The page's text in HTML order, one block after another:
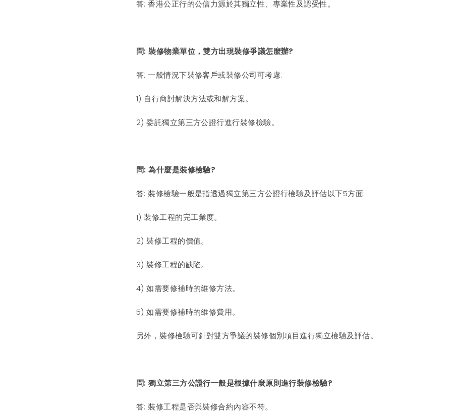
答: 香港公正行的公信力源於其獨立性、專業性及認受性。
問: 裝修物業單位，雙方出現裝修爭議怎麼辦?
答: 一般情況下裝修客戶或裝修公司可考慮:
1) 自行商討解決方法或和解方案。
2) 委託獨立第三方公證行進行裝修檢驗。
問: 為什麼是裝修檢驗?
答: 裝修檢驗一般是指透過獨立第三方公證行檢驗及評估以下5方面:
1) 裝修工程的完工業度。
2) 裝修工程的價值。
3) 裝修工程的缺陷。
4) 如需要修補時的維修方法。
5) 如需要修補時的維修費用。
另外，裝修檢驗可針對雙方爭議的裝修個別項目進行獨立檢驗及評估。
問: 獨立第三方公證行一般是根據什麼原則進行裝修檢驗?
答: 裝修工程是否與裝修合約內容不符。